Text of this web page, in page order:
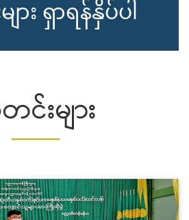
ား ရှာရန်နှိပ်ပါ
းများ